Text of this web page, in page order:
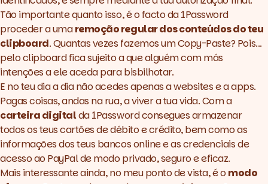
Tão importante quanto isso, é o facto da 1Password
proceder a umaremoção regular dos conteúdos do teu
clipboard. Quantas vezes fazemos um Copy-Paste? Pois...
pelo clipboard fica sujeito a que alguém com más
intenções a ele aceda para bisbilhotar.
E no teu dia a dia não acedes apenas awebsitese a apps.
Pagas coisas, andas na rua, a viver a tua vida. Com a
carteira digitalda 1Password consegues armazenar
todos os teus cartões de débito e crédito, bem como as
informações dos teus bancos online e as credenciais de
acesso ao PayPal de modo privado, seguro e eficaz.
Mais interessante ainda, no meu ponto de vista, é omodo